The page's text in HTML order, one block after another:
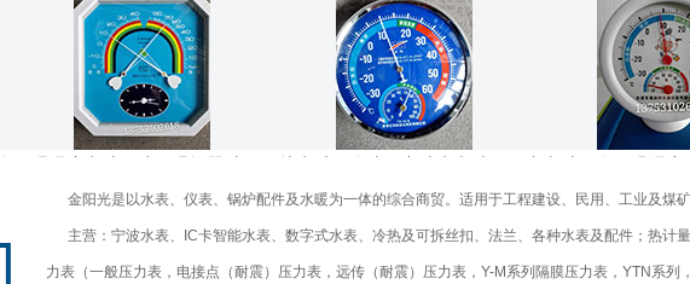
金阳光是以水表、仪表、锅炉配件及水暖为一体的综合商贸。适用于工程建设、民用、工业及煤矿
主营：宁波水表、IC卡智能水表、数字式水表、冷热及可拆丝扣、法兰、各种水表及配件；热计
力表（一般压力表，电接点（耐震）压力表，远传（耐震）压力表，Y-M系列隔膜压力表，YTN系